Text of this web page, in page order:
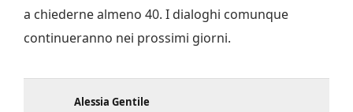
a chiederne almeno 40. I dialoghi comunque
continueranno nei prossimi giorni.
Alessia Gentile